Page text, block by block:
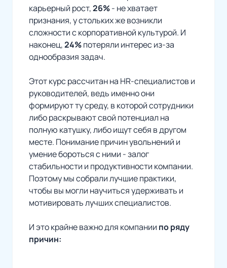
карьерный рост,26%- не хватает
признания, у стольких же возникли
сложности с корпоративной культурой. И
наконец,24%потеряли интерес из-за
однообразия задач.
Этот курс рассчитан на HR-специалистов и
руководителей, ведь именно они
формируют ту среду, в которой сотрудники
либо раскрывают свой потенциал на
полную катушку, либо ищут себя в другом
месте. Понимание причин увольнений и
умение бороться с ними - залог
стабильности и продуктивности компании.
Поэтому мы собрали лучшие практики,
чтобы вы могли научиться удерживать и
мотивировать лучших специалистов.
И это крайне важно для компании по ряду
причин: